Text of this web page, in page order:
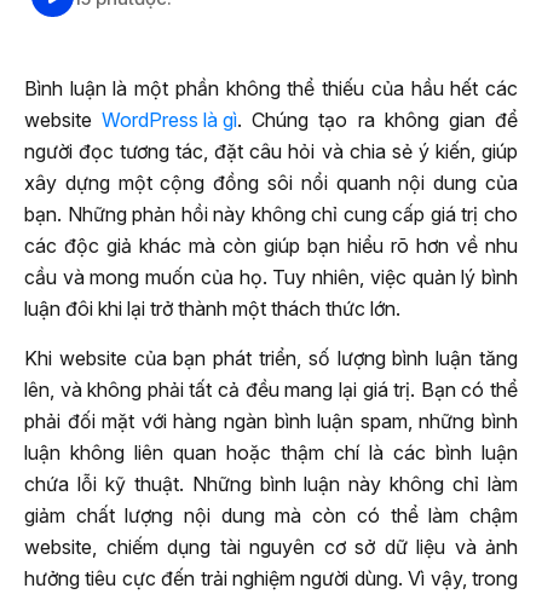
Bình luận là một phần không thể thiếu của hầu hết các
websiteWordPress là gì. Chúng tạo ra không gian để
người đọc tương tác, đặt câu hỏi và chia sẻ ý kiến, giúp
xây dựng một cộng đồng sôi nổi quanh nội dung của
bạn. Những phản hồi này không chỉ cung cấp giá trị cho
các độc giả khác mà còn giúp bạn hiểu rõ hơn về nhu
cầu và mong muốn của họ. Tuy nhiên, việc quản lý bình
luận đôi khi lại trở thành một thách thức lớn.
Khi website của bạn phát triển, số lượng bình luận tăng
lên, và không phải tất cả đều mang lại giá trị. Bạn có thể
phải đối mặt với hàng ngàn bình luận spam, những bình
luận không liên quan hoặc thậm chí là các bình luận
chứa lỗi kỹ thuật. Những bình luận này không chỉ làm
giảm chất lượng nội dung mà còn có thể làm chậm
website, chiếm dụng tài nguyên cơ sở dữ liệu và ảnh
hưởng tiêu cực đến trải nghiệm người dùng. Vì vậy, trong